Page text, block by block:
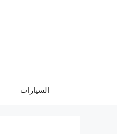
السيارات